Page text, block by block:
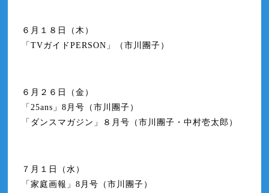
６月１８日（木）
「TVガイドPERSON」（市川團子）
６月２６日（金）
「25ans」8月号（市川團子）
「ダンスマガジン」８月号（市川團子・中村壱太郎）
７月１日（水）
「家庭画報」8月号（市川團子）